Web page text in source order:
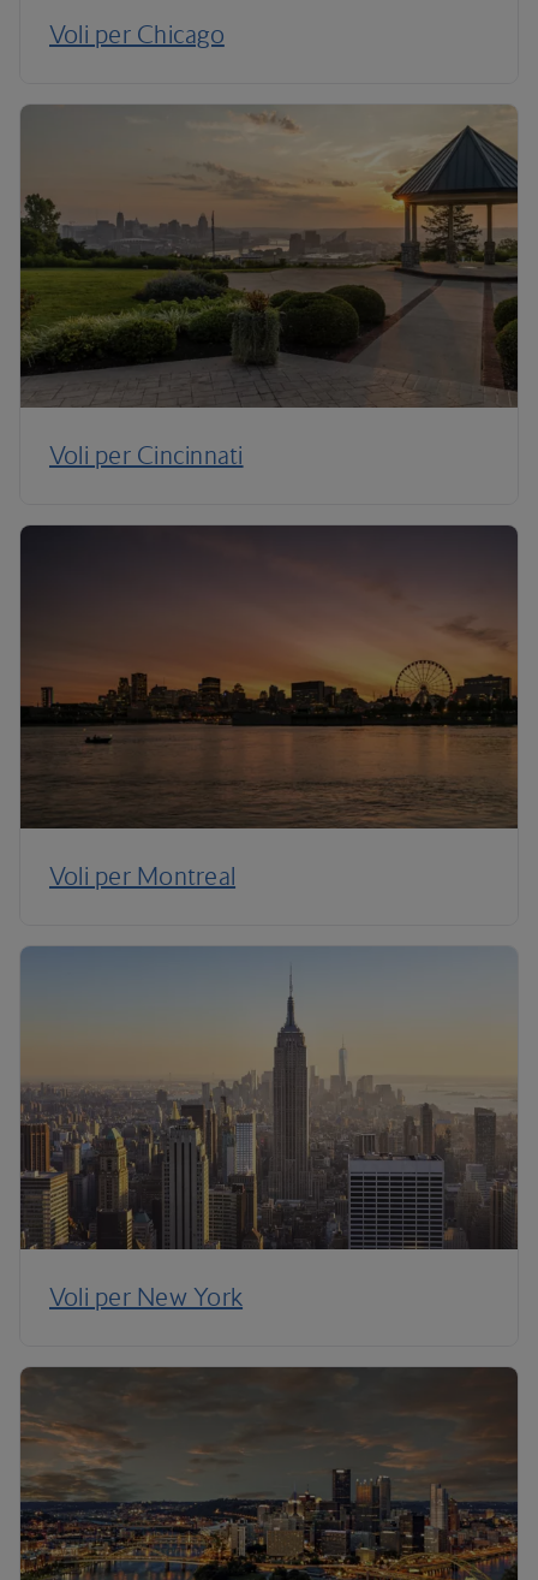
Voli per Chicago
Voli per Cincinnati
Voli per Montreal
Voli per New York